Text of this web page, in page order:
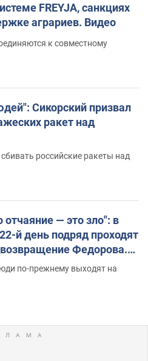
FREYJA, санкциях
аграриев. Видео
к совместному
Сикорский призвал
ракет над
российские ракеты над
— это зло": в
й день подряд проходят
Федорова.
по-прежнему выходят на